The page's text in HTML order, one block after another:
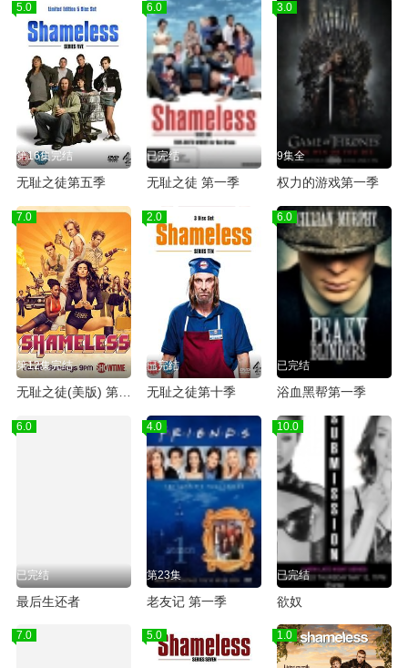
5.0
第16集完结
无耻之徒第五季
6.0
已完结
无耻之徒 第一季
3.0
9集全
权力的游戏第一季
7.0
第12集完结
无耻之徒(美版) 第六季
2.0
已完结
无耻之徒第十季
6.0
已完结
浴血黑帮第一季
6.0
已完结
最后生还者
4.0
第23集
老友记 第一季
10.0
已完结
欲奴
7.0 5.0 1.0